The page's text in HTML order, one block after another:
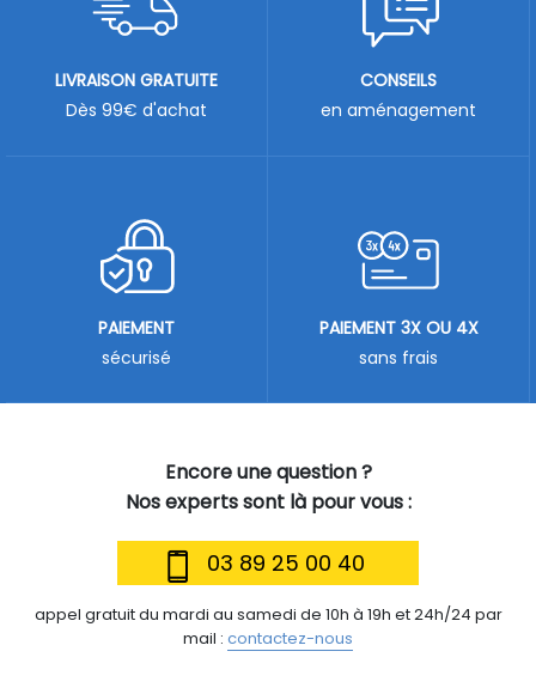
Encore une question ?
Nos experts sont là pour vous :
03 89 25 00 40
appel gratuit du mardi au samedi de 10h à 19h et 24h/24 par
mail : contactez-nous
LIVRAISON GRATUITE
Dès 99€ d'achat
CONSEILS
en aménagement
PAIEMENT
sécurisé
PAIEMENT 3X OU 4X
sans frais